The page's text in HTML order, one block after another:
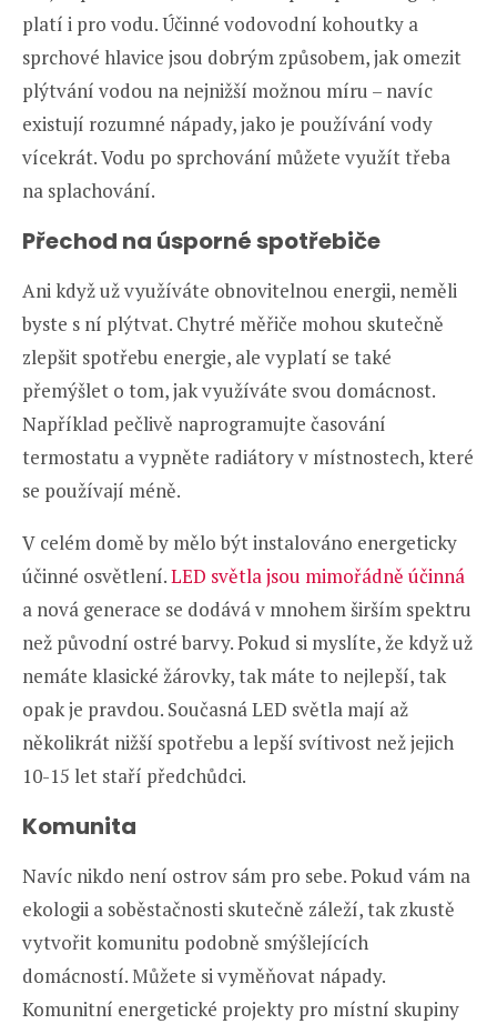
platí i pro vodu. Účinné vodovodní kohoutky a
sprchové hlavice jsou dobrým způsobem, jak omezit
plýtvání vodou na nejnižší možnou míru – navíc
existují rozumné nápady, jako je používání vody
vícekrát. Vodu po sprchování můžete využít třeba
na splachování.
Přechod na úsporné spotřebiče
Ani když už využíváte obnovitelnou energii, neměli
byste s ní plýtvat. Chytré měřiče mohou skutečně
zlepšit spotřebu energie, ale vyplatí se také
přemýšlet o tom, jak využíváte svou domácnost.
Například pečlivě naprogramujte časování
termostatu a vypněte radiátory v místnostech, které
se používají méně.
V celém domě by mělo být instalováno energeticky
účinné osvětlení.LED světla jsou mimořádně účinná
a nová generace se dodává v mnohem širším spektru
než původní ostré barvy. Pokud si myslíte, že když už
nemáte klasické žárovky, tak máte to nejlepší, tak
opak je pravdou. Současná LED světla mají až
několikrát nižší spotřebu a lepší svítivost než jejich
10-15 let staří předchůdci.
Komunita
Navíc nikdo není ostrov sám pro sebe. Pokud vám na
ekologii a soběstačnosti skutečně záleží, tak zkustě
vytvořit komunitu podobně smýšlejících
domácností. Můžete si vyměňovat nápady.
Komunitní energetické projekty pro místní skupiny